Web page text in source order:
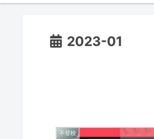
2023-01
不登校